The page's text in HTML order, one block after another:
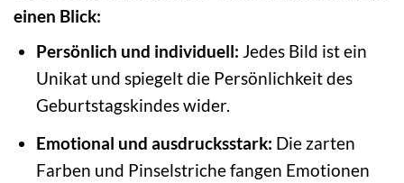
einen Blick:
Persönlich und individuell: Jedes Bild ist ein
Unikat und spiegelt die Persönlichkeit des
Geburtstagskindes wider.
Emotional und ausdrucksstark: Die zarten
Farben und Pinselstriche fangen Emotionen